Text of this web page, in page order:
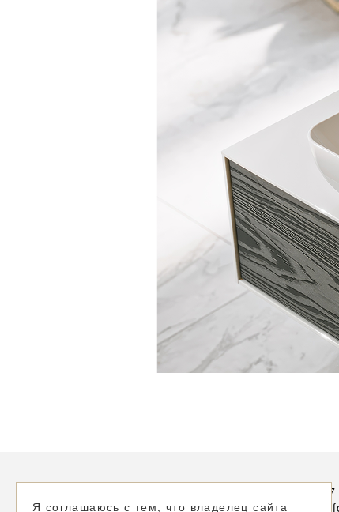
Я соглашаюсь с тем, что владелец сайта